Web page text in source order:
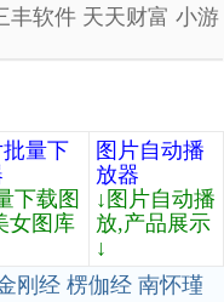
丰软件 天天财富 小游
批量下
下载图
女图库
图片自动播
放器
↓图片自动播
放,产品展示
↓
刚经 楞伽经 南怀瑾